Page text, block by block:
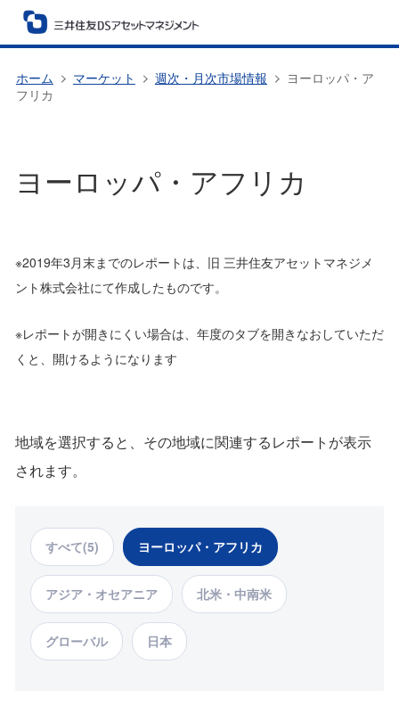
ホーム マーケット 週次・月次市場情報
ヨーロッパ・ア
フリカ
ヨーロッパ・アフリカ
※2019年3月末までのレポートは、旧 三井住友アセットマネジメ
ント株式会社にて作成したものです。
※レポートが開きにくい場合は、年度のタブを開きなおしていただ
くと、開けるようになります
地域を選択すると、その地域に関連するレポートが表示
されます。
すべて(5) ヨーロッパ・アフリカ
アジア・オセアニア 北米・中南米
グローバル 日本